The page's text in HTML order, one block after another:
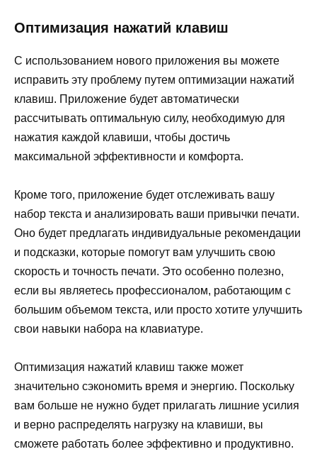
Оптимизация нажатий клавиш
С использованием нового приложения вы можете
исправить эту проблему путем оптимизации нажатий
клавиш. Приложение будет автоматически
рассчитывать оптимальную силу, необходимую для
нажатия каждой клавиши, чтобы достичь
максимальной эффективности и комфорта.
Кроме того, приложение будет отслеживать вашу
набор текста и анализировать ваши привычки печати.
Оно будет предлагать индивидуальные рекомендации
и подсказки, которые помогут вам улучшить свою
скорость и точность печати. Это особенно полезно,
если вы являетесь профессионалом, работающим с
большим объемом текста, или просто хотите улучшить
свои навыки набора на клавиатуре.
Оптимизация нажатий клавиш также может
значительно сэкономить время и энергию. Поскольку
вам больше не нужно будет прилагать лишние усилия
и верно распределять нагрузку на клавиши, вы
сможете работать более эффективно и продуктивно.